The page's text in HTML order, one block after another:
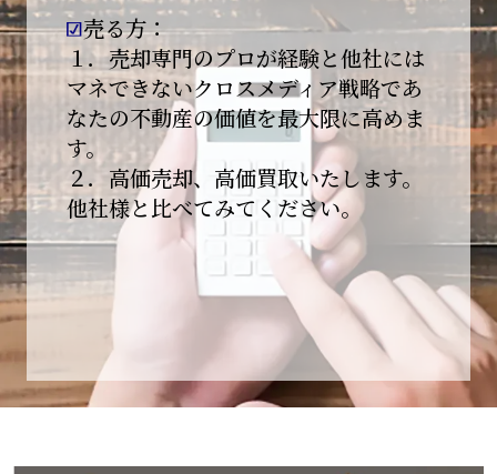
感謝申し上げます。
本年も地域に根ざし、誠実な仕事を積み重ねて
参ります。
引き続きどうぞよろしくお願いいたします。
2025-12-20
【年末年始休業のお知らせ】
平素は格別のご愛顧を賜り、誠にありがとうご
下記期間を年末年始休業とさせて頂きます。
2025年12月25日(木)～2026年1月8日(木)
売る方：
１．売却専門のプロが経験と他社には
マネできないクロスメディア戦略であ
なたの不動産の価値を最大限に高めま
す。
２．高価売却、高価買取いたします。
他社様と比べてみてください。